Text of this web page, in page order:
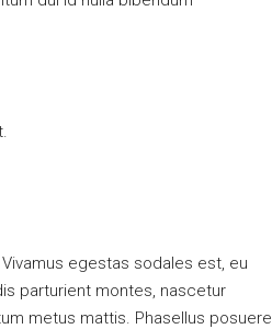
egestas sodales est, eu
parturient montes, nascetur
metus mattis. Phasellus posuere